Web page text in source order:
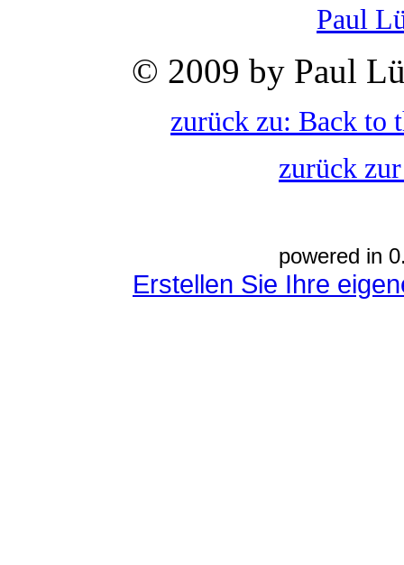
Paul
© 2009 by Paul
zurück zu: Back to
zurück
powered in
Erstellen Sie Ihre